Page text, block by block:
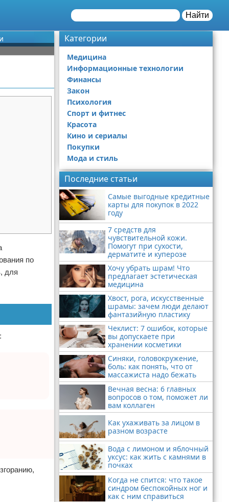
Найти
по
для
Категории
Медицина
Информационные технологии
Финансы
Закон
Психология
Спорт и фитнес
Красота
Кино и сериалы
Покупки
Мода и стиль
Последние статьи
Самые выгодные кредитные
карты для покупок в 2022
году
7 средств для
чувствительной кожи.
Помогут при сухости,
дерматите и куперозе
Хочу убрать шрам! Что
предлагает эстетическая
медицина
Хвост, рога, искусственные
шрамы: зачем люди делают
фантазийную пластику
Чеклист: 7 ошибок, которые
вы допускаете при
хранении косметики
Синяки, головокружение,
боль: как понять, что от
массажиста надо бежать
Вечная весна: 6 главных
вопросов о том, поможет ли
вам коллаген
Как ухаживать за лицом в
разном возрасте
Вода с лимоном и яблочный
уксус: как жить с камнями в
почках
Когда не спится: что такое
синдром беспокойных ног и
как с ним справиться